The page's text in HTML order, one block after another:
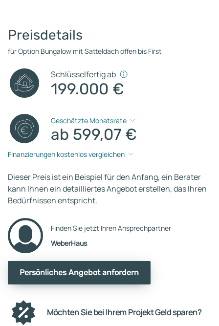
Preisdetails
für Option Bungalow mit Satteldach offen bis First
Schlüsselfertig ab
199.000 €
Geschätzte Monatsrate
ab 599,07 €
Finanzierungen kostenlos vergleichen
Dieser Preis ist ein Beispiel für den Anfang, ein Berater
kann Ihnen ein detailliertes Angebot erstellen, das Ihren
Bedürfnissen entspricht.
Finden Sie jetzt Ihren Ansprechpartner
WeberHaus
Persönliches Angebot anfordern
Möchten Sie bei Ihrem Projekt Geld sparen?